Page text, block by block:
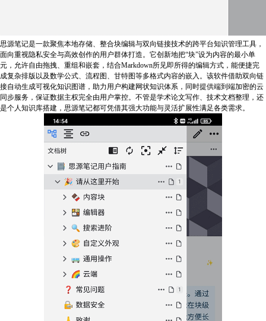
思源笔记是一款聚焦本地存储、整合块编辑与双向链接技术的跨平台知识管理工具，
面向重视隐私安全与高效创作的用户群体打造。它创新地把“块”设为内容的最小单
元，允许自由拖拽、重组和嵌套，结合Markdown所见即所得的编辑方式，能便捷完
成复杂排版以及数学公式、流程图、甘特图等多格式内容的嵌入。该软件借助双向链
接自动生成可视化知识图谱，助力用户构建网状知识体系，同时提供端到端加密的云
同步服务，保证数据主权完全由用户掌控。不管是学术论文写作、技术文档整理，还
是个人知识库搭建，思源笔记都可凭借其强大功能与灵活扩展性满足各类需求。